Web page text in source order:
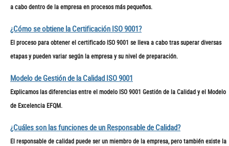
a cabo dentro de la empresa en procesos más pequeños.
¿Cómo se obtiene la Certificación ISO 9001?
El proceso para obtener el certificado ISO 9001 se lleva a cabo tras superar diversas
etapas y pueden variar según la empresa y su nivel de preparación.
Modelo de Gestión de la Calidad ISO 9001
Explicamos las diferencias entre el modelo ISO 9001 Gestión de la Calidad y el Modelo
de Excelencia EFQM.
¿Cuáles son las funciones de un Responsable de Calidad?
El responsable de calidad puede ser un miembro de la empresa, pero también existe la